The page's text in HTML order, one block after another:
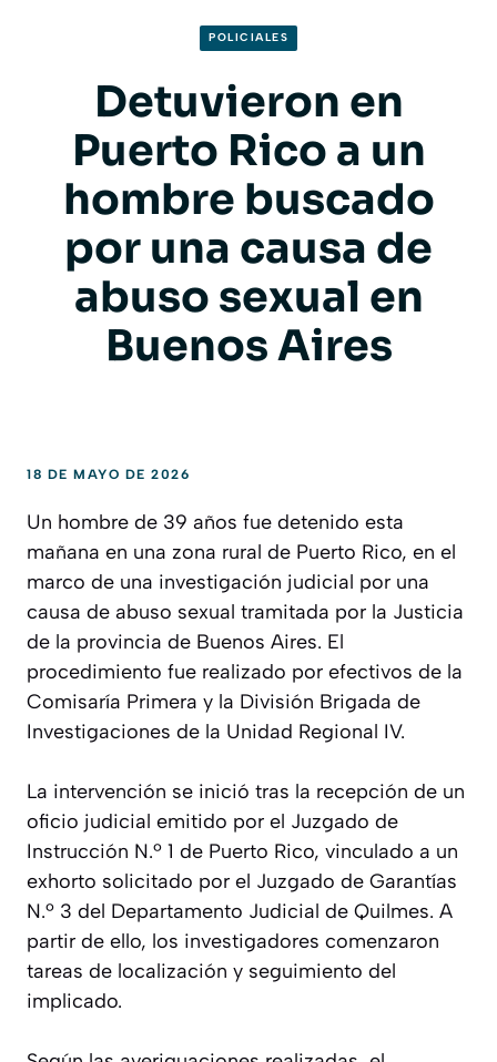
POLICIALES
Detuvieron en
Puerto Rico a un
hombre buscado
por una causa de
abuso sexual en
Buenos Aires
18 DE MAYO DE 2026
Un hombre de 39 años fue detenido esta
mañana en una zona rural de Puerto Rico, en el
marco de una investigación judicial por una
causa de abuso sexual tramitada por la Justicia
de la provincia de Buenos Aires. El
procedimiento fue realizado por efectivos de la
Comisaría Primera y la División Brigada de
Investigaciones de la Unidad Regional IV.
La intervención se inició tras la recepción de un
oficio judicial emitido por el Juzgado de
Instrucción N.º 1 de Puerto Rico, vinculado a un
exhorto solicitado por el Juzgado de Garantías
N.º 3 del Departamento Judicial de Quilmes. A
partir de ello, los investigadores comenzaron
tareas de localización y seguimiento del
implicado.